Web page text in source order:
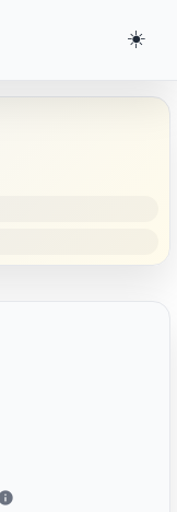
☀️